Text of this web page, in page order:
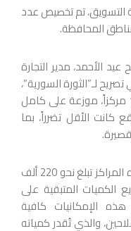
التسويق، تم تخصيص عدد
المحافظة.
الأحمد، مدير التجارة
لـ”الثورة السورية”،
أن المراكز المعتمدة، والبالغ عددها 17 مركزاً، موزعة على كامل
كانت الأقل تضرراً، بما
وبيّن الأحمد أن الطاقة الاستيعابية لهذه المراكز تبلغ نحو 220 ألف
الكميات المتبقية على
الإمكانيات كافية
والذي تُقدر كمياته